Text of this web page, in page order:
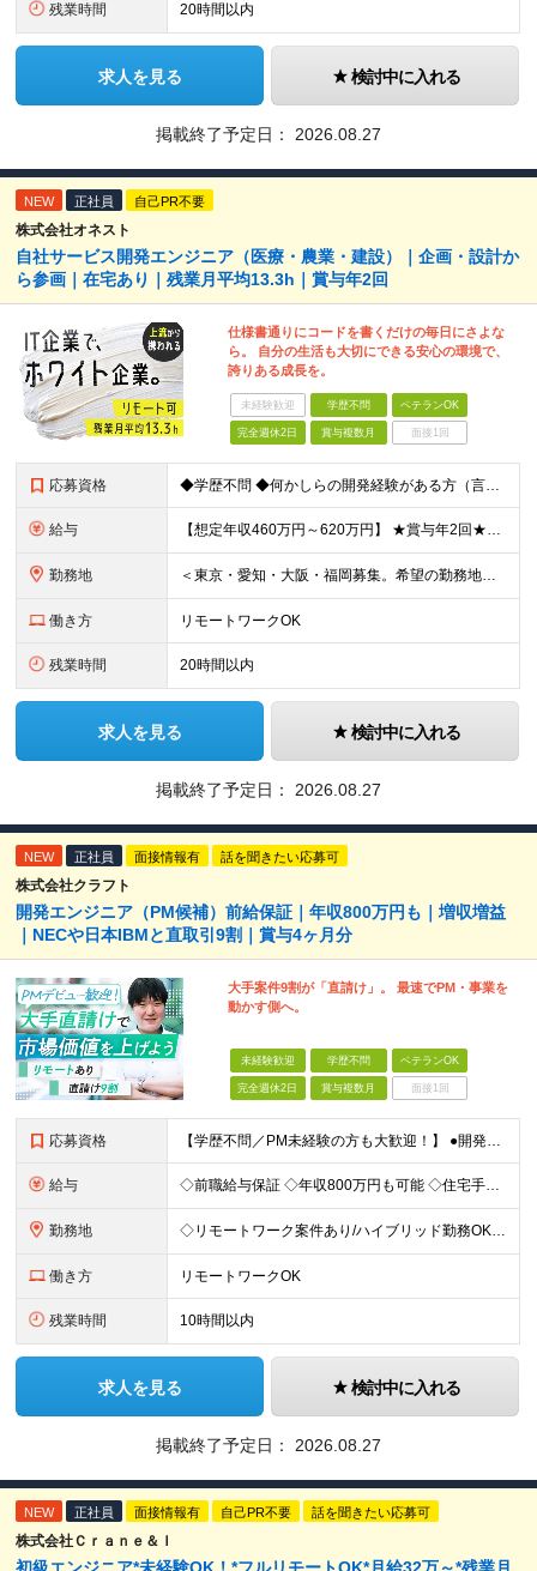
残業時間 20時間以内
求人を見る 検討中に入れる
掲載終了予定日： 2026.08.27
NEW 正社員 自己PR不要
株式会社オネスト
自社サービス開発エンジニア（医療・農業・建設）｜企画・設計か
ら参画｜在宅あり｜残業月平均13.3h｜賞与年2回
仕様書通りにコードを書くだけの毎日にさよな
ら。 自分の生活も大切にできる安心の環境で、
誇りある成長を。
未経験歓迎 学歴不問 ベテランOK
完全週休2日 賞与複数月 面接1回
応募資格 ◆学歴不問 ◆何かしらの開発経験がある方（言語不問） ＜以下のような方を歓迎します＞ ◎自社プロダクト開発に携わりたい方 ◎新しいサービスの企画から挑戦してみたい方 ◎これまでの経験を活かし管理職を
給与 【想定年収460万円～620万円】 ★賞与年2回★勤務地手当あり 月給30万円～41万円 ＜各種手当＞ ■勤務地手当（東京2万円／月、大阪1万円／月、名古屋5000円／月） ■通勤手当（月額5万円ま
勤務地 ＜東京・愛知・大阪・福岡募集。希望の勤務地で働けます＞ 希望通りの配属＆転勤も基本なし！ 「プロジェクト人員の枠を広げたい」などといった、 会社からの強制的な異動・出向依頼はありません。 ■東京オフ
働き方 リモートワークOK
残業時間 20時間以内
求人を見る 検討中に入れる
掲載終了予定日： 2026.08.27
NEW 正社員 面接情報有 話を聞きたい応募可
株式会社クラフト
開発エンジニア（PM候補）前給保証｜年収800万円も｜増収増益
｜NECや日本IBMと直取引9割｜賞与4ヶ月分
大手案件9割が「直請け」。 最速でPM・事業を
動かす側へ。
未経験歓迎 学歴不問 ベテランOK
完全週休2日 賞与複数月 面接1回
応募資格 【学歴不問／PM未経験の方も大歓迎！】 ●開発エンジニアとしての実務経験をお持ちの方 ～採用担当者より～ 「PM経験が一切ない」という方もご心配なく！ 面接で一番大切にしているのは「これまでどんな業
給与 ◇前職給与保証 ◇年収800万円も可能 ◇住宅手当・賞与年間4か月支給実績あり＋業績により、別途決算賞与あり 【PM・PL候補】 数名規模のチームでの進捗管理や、後輩・メンバーの指導・フォロー経験が
勤務地 ◇リモートワーク案件あり/ハイブリッド勤務OK 【本社】東京都豊島区高田3-14-29 KDX高田馬場ビル2F ┗都内、神奈川県のプロジェクト先での勤務もございます。 ＜プロジェクト先エリア例＞
働き方 リモートワークOK
残業時間 10時間以内
求人を見る 検討中に入れる
掲載終了予定日： 2026.08.27
NEW 正社員 面接情報有 自己PR不要 話を聞きたい応募可
株式会社Ｃｒａｎｅ＆Ｉ